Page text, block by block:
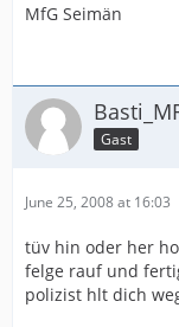
MfG Seimän
Gast
June 25, 2008 at 16:03
tüv hin oder her
felge rauf und
polizist hlt dich